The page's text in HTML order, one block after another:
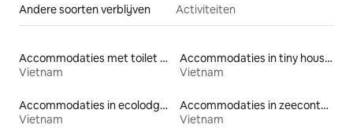
Andere soorten verblijven Activiteiten
Accommodaties met toilet op toegankelijke hoogte
Vietnam
Accommodaties in tiny houses
Vietnam
Accommodaties in ecolodges
Vietnam
Accommodaties in zeecontainers
Vietnam